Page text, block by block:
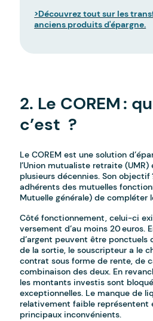
>Découvrez tout sur les
anciens produits d'épargne.
2. Le COREM :
c’est ?
Le COREM est une solution
l’Union mutualiste retraite
plusieurs décennies. Son objectif
adhérents des mutuelles
Mutuelle générale) de compléter
Côté fonctionnement, celui-ci
versement d’au moins 20 euros.
d’argent peuvent être ponctuels
de la sortie, le souscripteur a le
contrat sous forme de rente, de
combinaison des deux. En
les montants investis sont
exceptionnelles. Le manque de
relativement faible représentent
principaux inconvénients.